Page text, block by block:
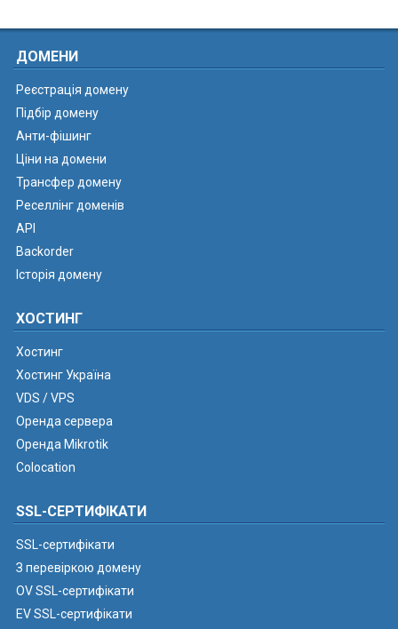
ДОМЕНИ
Реєстрація домену
Підбір домену
Анти-фішинг
Ціни на домени
Трансфер домену
Реселлінг доменів
API
Backorder
Історія домену
ХОСТИНГ
Хостинг
Хостинг Україна
VDS / VPS
Оренда сервера
Оренда Mikrotik
Colocation
SSL-СЕРТИФІКАТИ
SSL-сертифікати
З перевіркою домену
OV SSL-сертифікати
EV SSL-сертифікати